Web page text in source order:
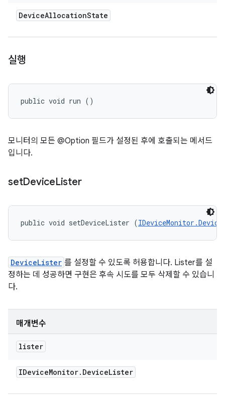
DeviceAllocationState
실행
public void run ()
모니터의 모든 @Option 필드가 설정된 후에 호출되는 메서드
입니다.
setDeviceLister
public void setDeviceLister (
DeviceLister 를 설정할 수 있도록 허용합니다. Lister를 설
정하는 데 성공하면 구현은 후속 시도를 모두 삭제할 수 있습니
다.
매개변수
lister
IDeviceMonitor. DeviceLister